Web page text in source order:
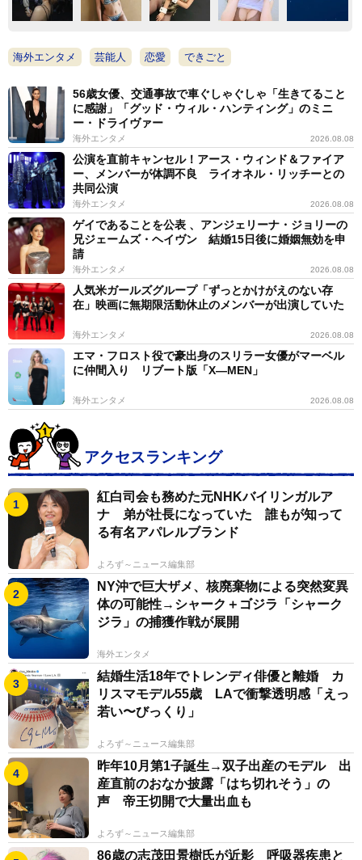
海外エンタメ 芸能人 恋愛 できごと
56歳女優、交通事故で車ぐしゃぐしゃ「生きてること
に感謝」「グッド・ウィル・ハンティング」のミニ
ー・ドライヴァー
海外エンタメ 2026.08.08
公演を直前キャンセル！アース・ウィンド＆ファイア
ー、メンバーが体調不良 ライオネル・リッチーとの
共同公演
海外エンタメ 2026.08.08
ゲイであることを公表 、アンジェリーナ・ジョリーの
兄ジェームズ・ヘイヴン 結婚15日後に婚姻無効を申
請
海外エンタメ 2026.08.08
人気米ガールズグループ「ずっとかけがえのない存
在」映画に無期限活動休止のメンバーが出演していた
海外エンタメ 2026.08.08
エマ・フロスト役で豪出身のスリラー女優がマーベル
に仲間入り リブート版「X―MEN」
海外エンタメ 2026.08.08
アクセスランキング
紅白司会も務めた元NHKバイリンガルア
ナ 弟が社長になっていた 誰もが知って
る有名アパレルブランド
よろず～ニュース編集部
NY沖で巨大ザメ、核廃棄物による突然変異
体の可能性→シャーク＋ゴジラ「シャーク
ジラ」の捕獲作戦が展開
海外エンタメ
結婚生活18年でトレンディ俳優と離婚 カ
リスマモデル55歳 LAで衝撃透明感「えっ
若い〜びっくり」
よろず～ニュース編集部
昨年10月第1子誕生→双子出産のモデル 出
産直前のおなか披露「はち切れそう」の
声 帝王切開で大量出血も
よろず～ニュース編集部
86歳の志茂田景樹氏が近影 呼吸器疾患と